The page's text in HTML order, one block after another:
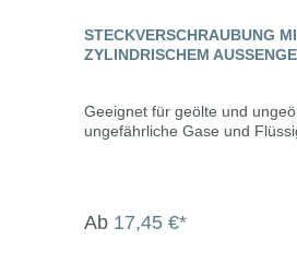
STECKVERSCHRAUBUNG
ZYLINDRISCHEM
Geeignet für geölte und
ungefährliche Gase und
Ab 17,45 €*